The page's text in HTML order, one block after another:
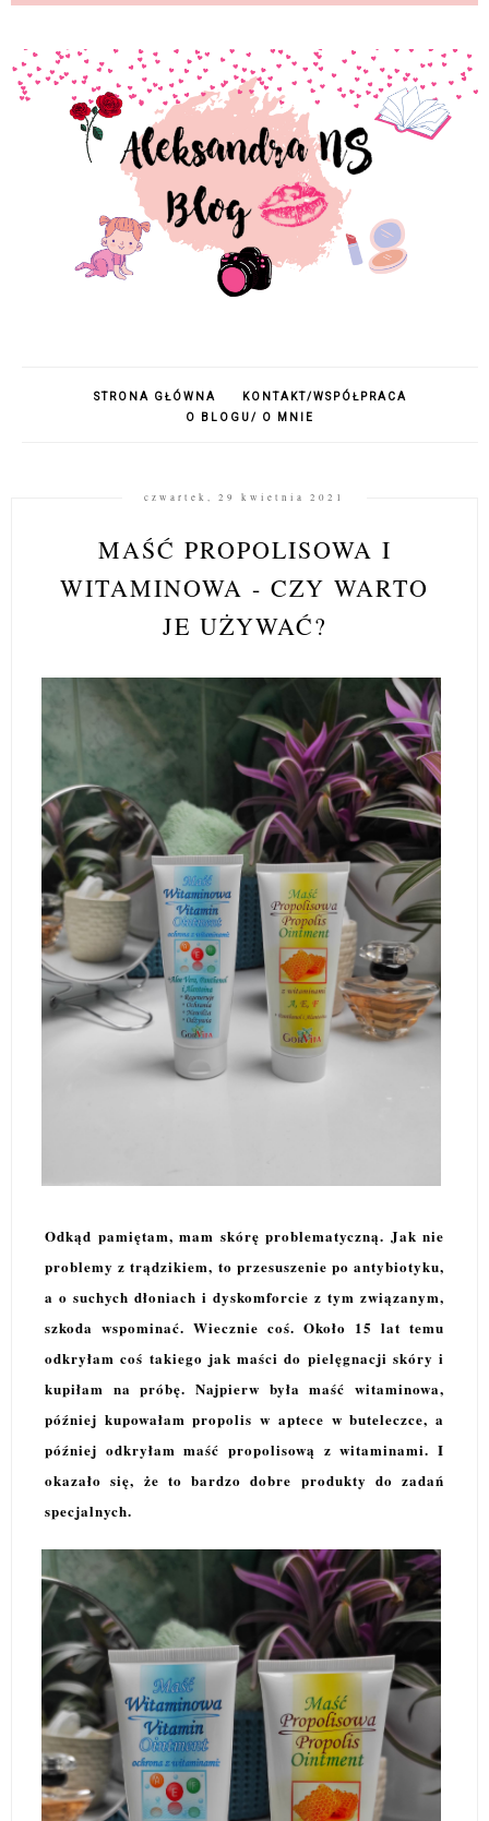
STRONA GŁÓWNA
KONTAKT/WSPÓŁPRACA
O BLOGU/ O MNIE
czwartek, 29 kwietnia 2021
MAŚĆ PROPOLISOWA I
WITAMINOWA - CZY WARTO
JE UŻYWAĆ?
Odkąd pamiętam, mam skórę problematyczną. Jak nie
problemy z trądzikiem, to przesuszenie po antybiotyku,
a o suchych dłoniach i dyskomforcie z tym związanym,
szkoda wspominać. Wiecznie coś. Około 15 lat temu
odkryłam coś takiego jak maści do pielęgnacji skóry i
kupiłam na próbę. Najpierw była maść witaminowa,
później kupowałam propolis w aptece w buteleczce, a
później odkryłam maść propolisową z witaminami. I
okazało się, że to bardzo dobre produkty do zadań
specjalnych.